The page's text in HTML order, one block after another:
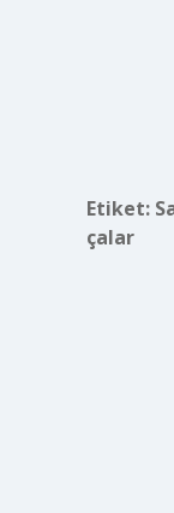
Etiket:
çalar